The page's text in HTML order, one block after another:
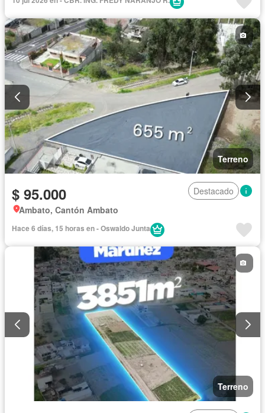
Terreno
$ 95.000
Destacado
Ambato, Cantón Ambato
Hace 6 días, 15 horas en - Oswaldo Junta
Terreno